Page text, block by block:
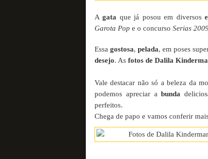
Agata que já posou em diversos
Garota Pop e o concurso Serias
Essagostosa,pelada, em poses
desejo. As fotos de Dalila
Vale destacar não só a beleza da
podemos apreciar abunda
perfeitos.
Chega de papo e vamos conferir